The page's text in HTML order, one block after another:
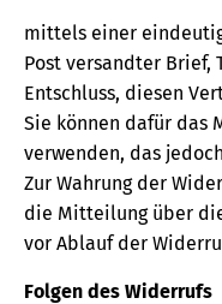
mittels einer
Post versandter Brief,
Entschluss, diesen
Sie können dafür das
verwenden, das
Zur Wahrung der
die Mitteilung über
vor Ablauf der
Folgen des Widerrufs